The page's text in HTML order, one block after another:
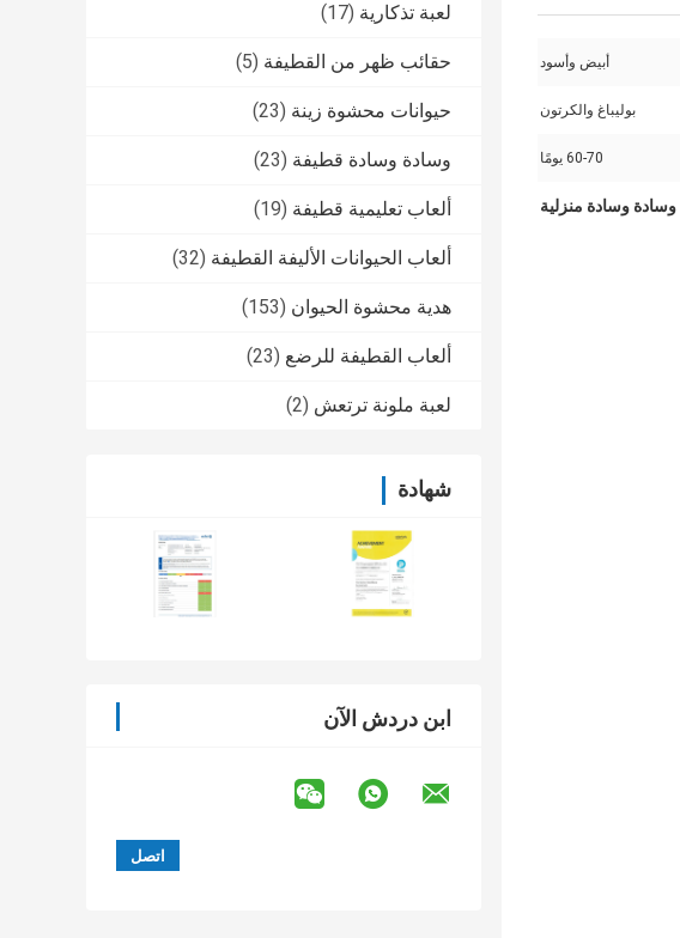
لعبة تذكارية (17)
حقائب ظهر من القطيفة (5)
حيوانات محشوة زينة (23)
وسادة وسادة قطيفة (23)
ألعاب تعليمية قطيفة (19)
ألعاب الحيوانات الأليفة القطيفة (32)
هدية محشوة الحيوان (153)
ألعاب القطيفة للرضع (23)
لعبة ملونة ترتعش (2)
شهادة
ابن دردش الآن
أبيض وأسود
بوليباغ والكرتون
60-70 يومًا